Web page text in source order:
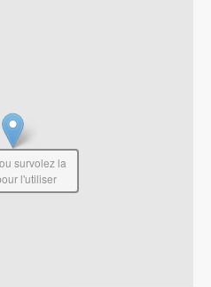
survolez la
l'utiliser